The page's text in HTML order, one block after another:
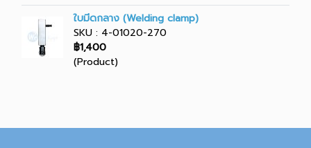
ใบมีดกลาง (Welding clamp)
SKU : 4-01020-270
฿1,400
(Product)